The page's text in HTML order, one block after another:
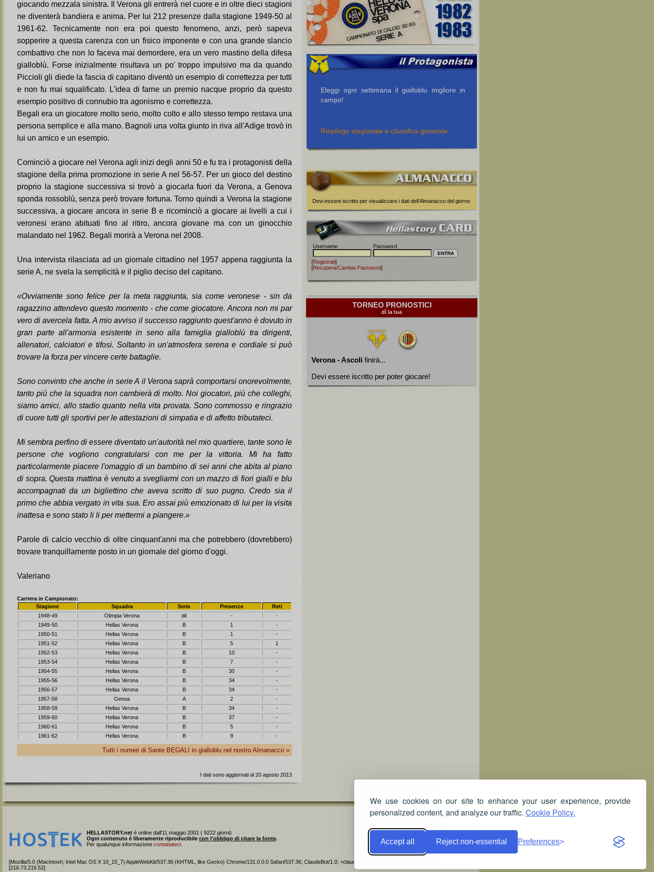
We use cookies on our site to enhance your user experience, provide
personalized content, and analyze our traffic. Cookie Policy.
Accept all Reject non-essential Preferences
giocando mezzala sinistra. Il Verona gli entrerà nel cuore e in oltre dieci stagioni
ne diventerà bandiera e anima. Per lui 212 presenze dalla stagione 1949-50 al
1961-62. Tecnicamente non era poi questo fenomeno, anzi, però sapeva
sopperire a questa carenza con un fisico imponente e con una grande slancio
combattivo che non lo faceva mai demordere, era un vero mastino della difesa
gialloblù. Forse inizialmente risultava un po' troppo impulsivo ma da quando
Piccioli gli diede la fascia di capitano diventò un esempio di correttezza per tutti
e non fu mai squalificato. L'idea di farne un premio nacque proprio da questo
esempio positivo di connubio tra agonismo e correttezza.
Begali era un giocatore molto serio, molto colto e allo stesso tempo restava una
persona semplice e alla mano. Bagnoli una volta giunto in riva all'Adige trovò in
lui un amico e un esempio.
Cominciò a giocare nel Verona agli inizi degli anni 50 e fu tra i protagonisti della
stagione della prima promozione in serie A nel 56-57. Per un gioco del destino
proprio la stagione successiva si trovò a giocarla fuori da Verona, a Genova
sponda rossoblù, senza però trovare fortuna. Torno quindi a Verona la stagione
successiva, a giocare ancora in serie B e ricominciò a giocare ai livelli a cui i
veronesi erano abituati fino al ritiro, ancora giovane ma con un ginocchio
malandato nel 1962. Begali morirà a Verona nel 2008.
Una intervista rilasciata ad un giornale cittadino nel 1957 appena raggiunta la
serie A, ne svela la semplicità e il piglio deciso del capitano.
«Ovviamente sono felice per la meta raggiunta, sia come veronese - sin da
ragazzino attendevo questo momento - che come giocatore. Ancora non mi par
vero di avercela fatta. A mio avviso il successo raggiunto quest'anno è dovuto in
gran parte all'armonia esistente in seno alla famiglia gialloblù tra dirigenti,
allenatori, calciatori e tifosi. Soltanto in un'atmosfera serena e cordiale si può
trovare la forza per vincere certe battaglie.
Sono convinto che anche in serie A il Verona saprà comportarsi onorevolmente,
tanto più che la squadra non cambierà di molto. Noi giocatori, più che colleghi,
siamo amici, allo stadio quanto nella vita provata. Sono commosso e ringrazio
di cuore tutti gli sportivi per le attestazioni di simpatia e di affetto tributateci.
Mi sembra perfino di essere diventato un'autorità nel mio quartiere, tante sono le
persone che vogliono congratularsi con me per la vittoria. Mi ha fatto
particolarmente piacere l'omaggio di un bambino di sei anni che abita al piano
di sopra. Questa mattina è venuto a svegliarmi con un mazzo di fiori gialli e blu
accompagnati da un bigliettino che aveva scritto di suo pugno. Credo sia il
primo che abbia vergato in vita sua. Ero assai più emozionato di lui per la visita
inattesa e sono stato li li per mettermi a piangere.»
Parole di calcio vecchio di oltre cinquant'anni ma che potrebbero (dovrebbero)
trovare tranquillamente posto in un giornale del giorno d'oggi.
Valeriano
Carriera in Campionato:
Stagione
Squadra Serie Presenze
Reti
1948-49
Olimpia Verona dil -
-
1949-50
Hellas Verona B 1
-
1950-51
Hellas Verona B 1
-
1951-52
Hellas Verona B 5
1
1952-53
Hellas Verona B 10
-
1953-54
Hellas Verona B 7
-
1954-55
Hellas Verona B 30
-
1955-56
Hellas Verona B 34
-
1956-57
Hellas Verona B 34
-
1957-58
Genoa A 2
-
1958-59
Hellas Verona B 34
-
1959-60
Hellas Verona B 37
-
1960-61
Hellas Verona B 5
-
1961-62
Hellas Verona B 9 -
Tutti i numeri di Sante BEGALI in gialloblu nel nostro Almanacco »
I dati sono aggiornati al 20 agosto 2013
Eleggi ogni settimana il gialloblu migliore in
campo!
Riepilogo stagionale e classifica generale
Devi essere iscritto per visualizzare i dati dell'Almanacco del giorno
Username Password
[Registrati]
[Recupera/Cambia Password]
TORNEO PRONOSTICI
dì la tua
Verona - Ascoli finirà...
Devi essere iscritto per poter giocare!
HELLASTORY.net è online dall'11 maggio 2001 ( 9222 giorni)
Ogni contenuto è liberamente riproducibile con l'obbligo di citare la fonte.
Per qualunque informazione contattateci.
[Mozilla/5.0 (Macintosh; Intel Mac OS X 10_15_7) AppleWebKit/537.36 (KHTML, like Gecko) Chrome/131.0.0.0 Safari/537.36; ClaudeBot/1.0; +claudebot@anthropic.com)]
[216.73.216.52]